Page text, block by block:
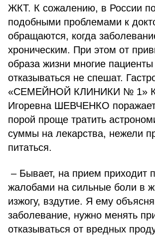
ЖКТ. К сожалению, в России
подобными проблемами к
обращаются, когда
хроническим. При этом от
образа жизни многие пациенты
отказываться не спешат.
«СЕМЕЙНОЙ КЛИНИКИ № 1»
Игоревна ШЕВЧЕНКО
порой проще тратить
суммы на лекарства, нежели
питаться.
– Бывает, на прием приходит
жалобами на сильные боли в
изжогу, вздутие. Я ему
заболевание, нужно менять
отказываться от вредных